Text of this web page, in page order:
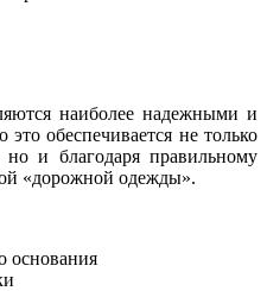
наиболее надежными и
обеспечивается не только
но и благодаря правильному
«дорожной одежды».
основания